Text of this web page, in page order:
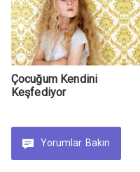
Çocuğum Kendini
Keşfediyor
Yorumlar Bakın